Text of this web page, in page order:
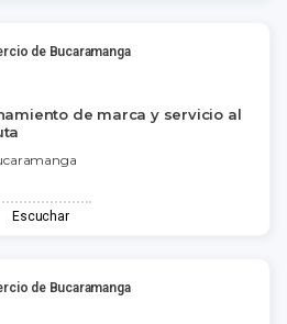
de Bucaramanga
de marca y servicio al
Escuchar
de Bucaramanga